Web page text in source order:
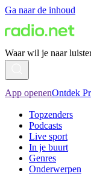
Ga naar de inhoud
Waar wil je naar
App openenOntdek
Topzenders
Podcasts
Live sport
In je buurt
Genres
Onderwerpen